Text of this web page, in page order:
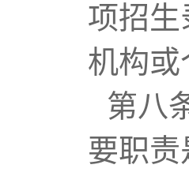
项招
机构
第八
要职责